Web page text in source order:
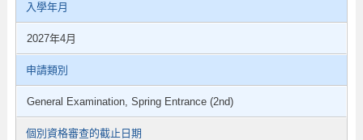
入學年月
2027年4月
申請類別
General Examination, Spring Entrance (2nd)
個別資格審查的截止日期